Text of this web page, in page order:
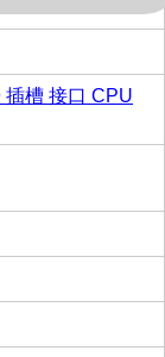
插槽 接口 CPU